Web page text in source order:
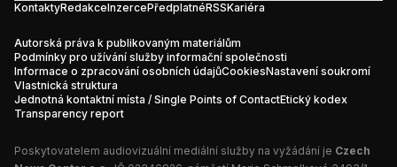
KontaktyRedakceInzercePředplatnéRSSKariéra
Autorská práva k publikovaným materiálům
Podmínky pro užívání služby informační společnosti
Informace o zpracování osobních údajůCookiesNastavení soukromí
Vlastnická struktura
Jednotná kontaktní místa / Single Points of ContactEtický kodex
Transparency report
Poskytovatelem audiovizuální mediální služby na vyžádání je Czech